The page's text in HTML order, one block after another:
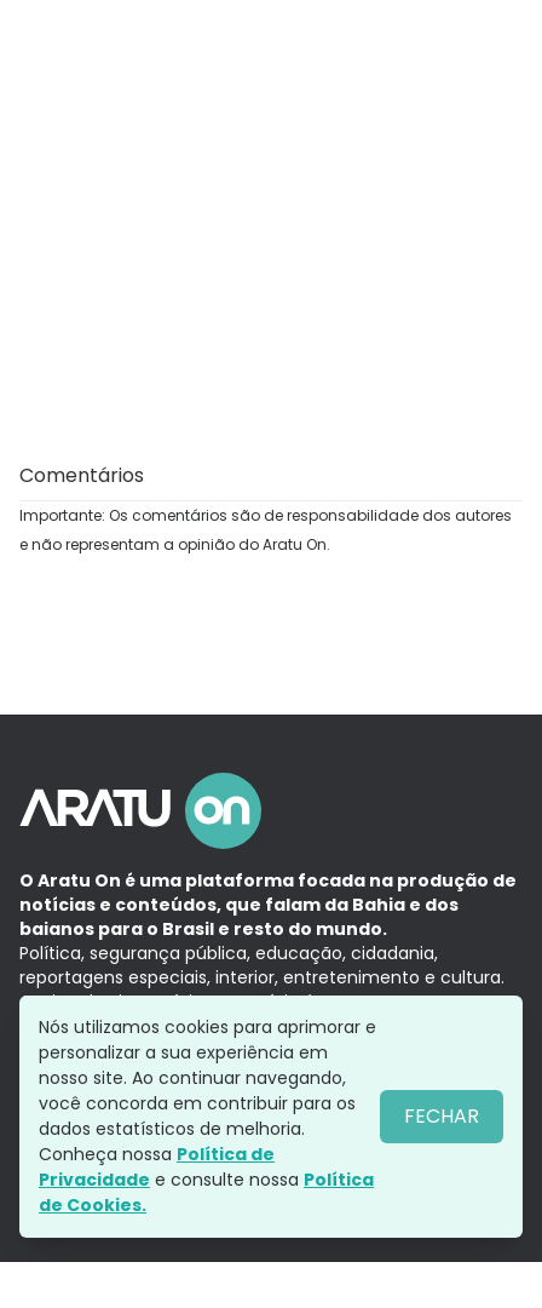
Comentários
Importante: Os comentários são de responsabilidade dos autores
e não representam a opinião do Aratu On.
O Aratu On é uma plataforma focada na produção de
notícias e conteúdos, que falam da Bahia e dos
baianos para o Brasil e resto do mundo.
Política, segurança pública, educação, cidadania,
reportagens especiais, interior, entretenimento e cultura.
Aqui, tudo vira notícia e a notícia é no tempo presente,
com a credibilidade do Grupo Aratu.
Grupo Aratu
Política de privacidade
Siga-nos
Nós utilizamos cookies para aprimorar e
personalizar a sua experiência em
nosso site. Ao continuar navegando,
você concorda em contribuir para os
dados estatísticos de melhoria.
Conheça nossa Política de
Privacidade e consulte nossa Política
de Cookies.
FECHAR